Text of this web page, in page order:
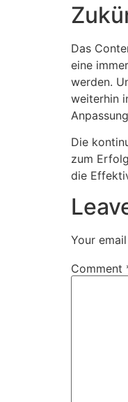
Das
eine
werden.
weiterhin
Die
zum
die
Your
Comment